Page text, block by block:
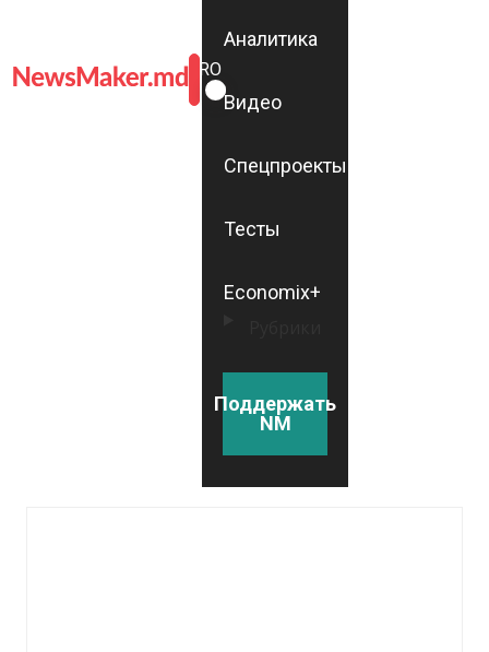
ROMÂNĂ
RU
Аналитика
Видео
Спецпроекты
Тесты
Economix+
Поддержать
NM